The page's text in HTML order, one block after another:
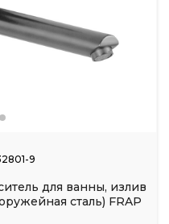
9
для ванны, излив
сталь) FRAP